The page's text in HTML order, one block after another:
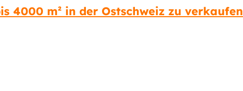
4000 m² in der Ostschweiz zu verkaufen